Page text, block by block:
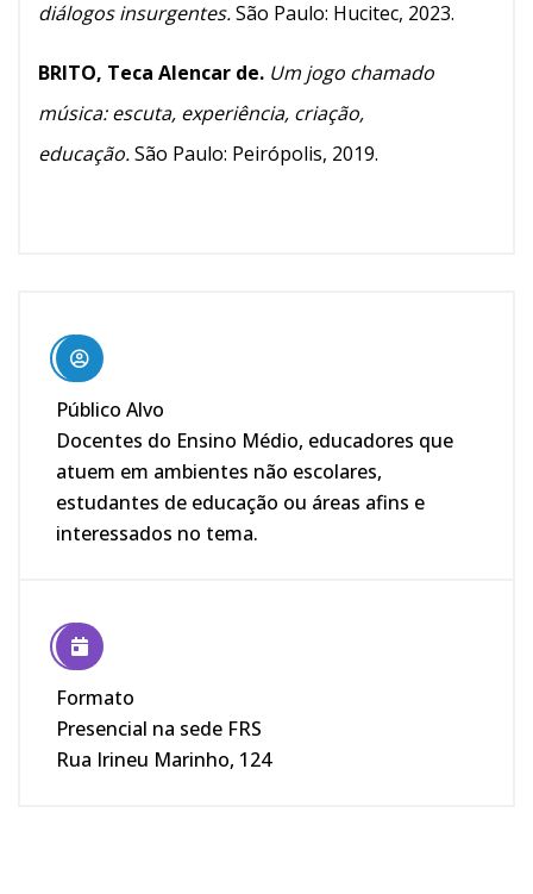
diálogos insurgentes.São Paulo: Hucitec, 2023.
BRITO, Teca Alencar de. Um jogo chamado
música: escuta, experiência, criação,
educação.São Paulo: Peirópolis, 2019.
Público Alvo
Docentes do Ensino Médio, educadores que
atuem em ambientes não escolares,
estudantes de educação ou áreas afins e
interessados no tema.
Formato
Presencial na sede FRS
Rua Irineu Marinho, 124